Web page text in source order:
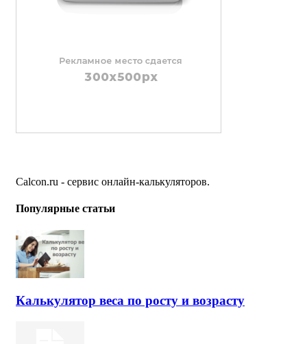
Calcon.ru - сервис онлайн-калькуляторов.
Популярные статьи
Калькулятор веса по росту и возрасту